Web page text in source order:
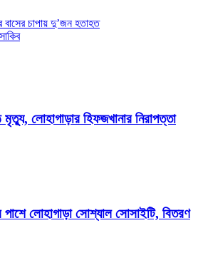
বাসের চাপায় দু’জন হতাহত
লোহাগাড়ার হিফজখানার নিরাপত্তা
পাশে লোহাগাড়া সোশ্যাল সোসাইটি, বিতরণ